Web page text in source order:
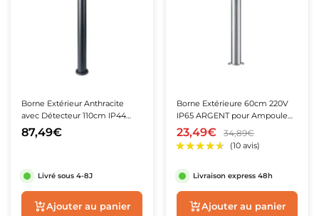
Borne Extérieur Anthracite
avec Détecteur 110cm IP44
pour Ampoule E27
87,49€
Livré sous 4-8J
Ajouter au panier
Borne Extérieure 60cm 220V
IP65 ARGENT pour Ampoule
E27
23,49€ 34,89€
Livraison express 48h
Ajouter au